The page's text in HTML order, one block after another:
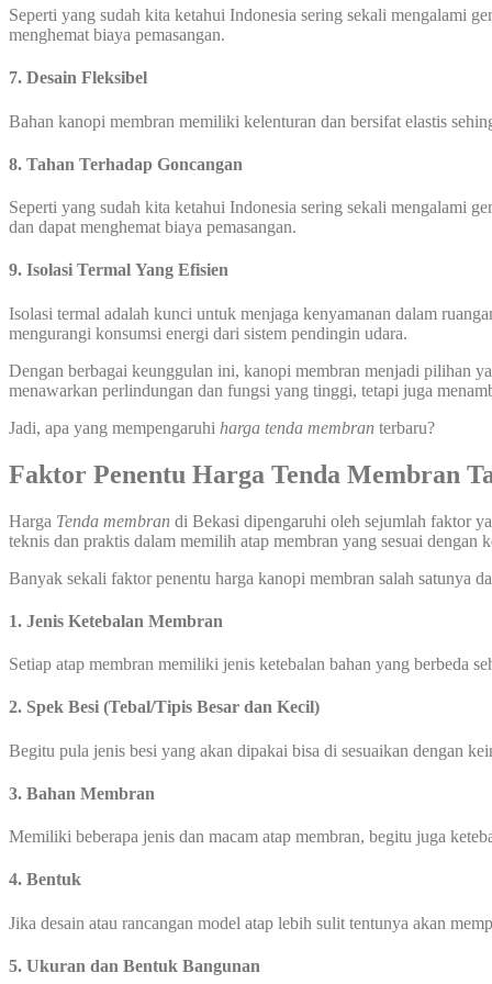
Seperti yang sudah kita ketahui Indonesia sering sekali mengalami
menghemat biaya pemasangan.
7. Desain Fleksibel
Bahan kanopi membran memiliki kelenturan dan bersifat elastis
8. Tahan Terhadap Goncangan
Seperti yang sudah kita ketahui Indonesia sering sekali mengalami
dan dapat menghemat biaya pemasangan.
9. Isolasi Termal Yang Efisien
Isolasi termal adalah kunci untuk menjaga kenyamanan dalam
mengurangi konsumsi energi dari sistem pendingin udara.
Dengan berbagai keunggulan ini, kanopi membran menjadi pilihan
menawarkan perlindungan dan fungsi yang tinggi, tetapi juga
Jadi, apa yang mempengaruhi harga tenda membran terbaru?
Faktor Penentu Harga Tenda Membran
Harga Tenda membran di Bekasi dipengaruhi oleh sejumlah faktor
teknis dan praktis dalam memilih atap membran yang sesuai dengan
Banyak sekali faktor penentu harga kanopi membran salah satunya
1. Jenis Ketebalan Membran
Setiap atap membran memiliki jenis ketebalan bahan yang berbeda
2. Spek Besi (Tebal/Tipis Besar dan Kecil)
Begitu pula jenis besi yang akan dipakai bisa di sesuaikan dengan
3. Bahan Membran
Memiliki beberapa jenis dan macam atap membran, begitu juga
4. Bentuk
Jika desain atau rancangan model atap lebih sulit tentunya akan
5. Ukuran dan Bentuk Bangunan